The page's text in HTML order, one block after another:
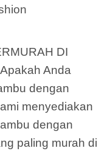
DI
Anda
dengan
menyediakan
dengan
paling murah di